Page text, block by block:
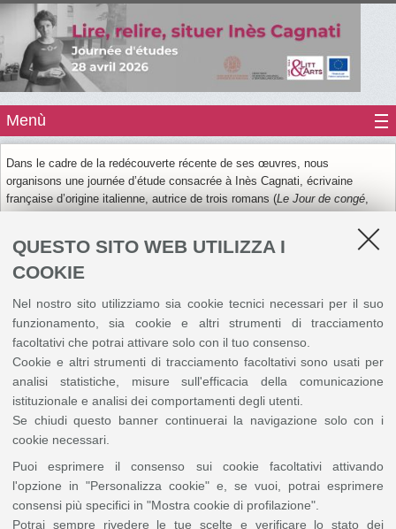
QUESTO SITO WEB UTILIZZA I
COOKIE
Nel nostro sito utilizziamo sia cookie tecnici necessari per il suo
funzionamento, sia cookie e altri strumenti di tracciamento
facoltativi che potrai attivare solo con il tuo consenso.
Cookie e altri strumenti di tracciamento facoltativi sono usati per
analisi statistiche, misure sull'efficacia della comunicazione
istituzionale e analisi dei comportamenti degli utenti.
Se chiudi questo banner continuerai la navigazione solo con i
cookie necessari.
Puoi esprimere il consenso sui cookie facoltativi attivando
l'opzione in "Personalizza cookie" e, se vuoi, potrai esprimere
consensi più specifici in "Mostra cookie di profilazione".
Potrai sempre rivedere le tue scelte e verificare lo stato dei
Menù
Dans le cadre de la redécouverte récente de ses œuvres, nous
organisons une journée d’étude consacrée à Inès Cagnati, écrivaine
française d’origine italienne, autrice de trois romans (Le Jour de congé
1973 ;Génie la folle, 1976 ;Mosé ou Le Lézard qui pleurait, 1979), d’un
, 1989) et d’une adaptation théâtrale
Galla ou le Jour de congé , 1980).
Nous proposons de réfléchir aux différents aspects de son écriture, en
poétique, le rapport à la langue ainsi que sur l'histoire éditoriale de ses
œuvres.
Consultez
l'appel à communications en entier.
©Copyright2026 - ALMA MATER STUDIORUM - Università di Bologna - Via Zamboni, 33